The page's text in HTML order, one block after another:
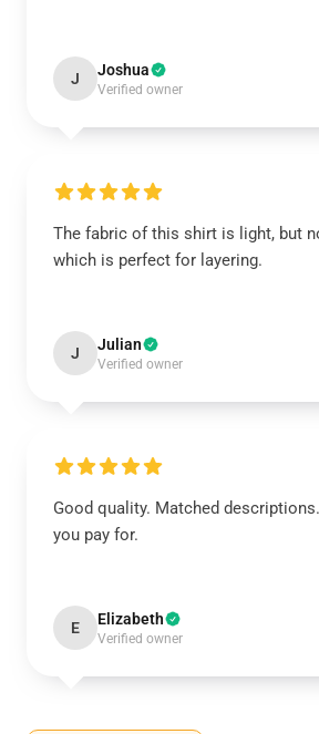
J Joshua
Verified owner
The fabric of this shirt is light, but
which is perfect for layering.
J Julian
Verified owner
Good quality. Matched
you pay for.
E Elizabeth
Verified owner